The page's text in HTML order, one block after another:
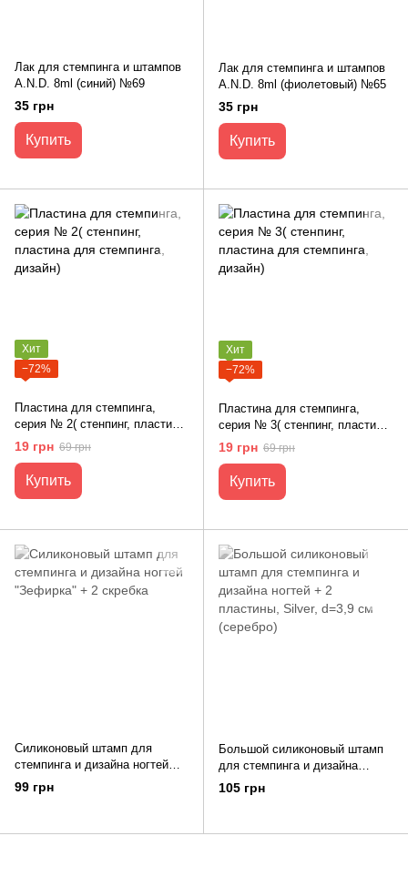
Лак для стемпинга и штампов
A.N.D. 8ml (синий) №69
35 грн
Купить
Лак для стемпинга и штампов
A.N.D. 8ml (фиолетовый) №65
35 грн
Купить
Хит
−72%
Пластина для стемпинга,
серия № 2( стенпинг, пластина
для стемпинга, дизайн)
19 грн 69 грн
Купить
Хит
−72%
Пластина для стемпинга,
серия № 3( стенпинг, пластина
для стемпинга, дизайн)
19 грн 69 грн
Купить
Силиконовый штамп для
стемпинга и дизайна ногтей
"Зефирка" + 2 скребка
99 грн
Большой силиконовый штамп
для стемпинга и дизайна
ногтей + 2 пластины, Silver,
d=3,9 см (серебро)
105 грн